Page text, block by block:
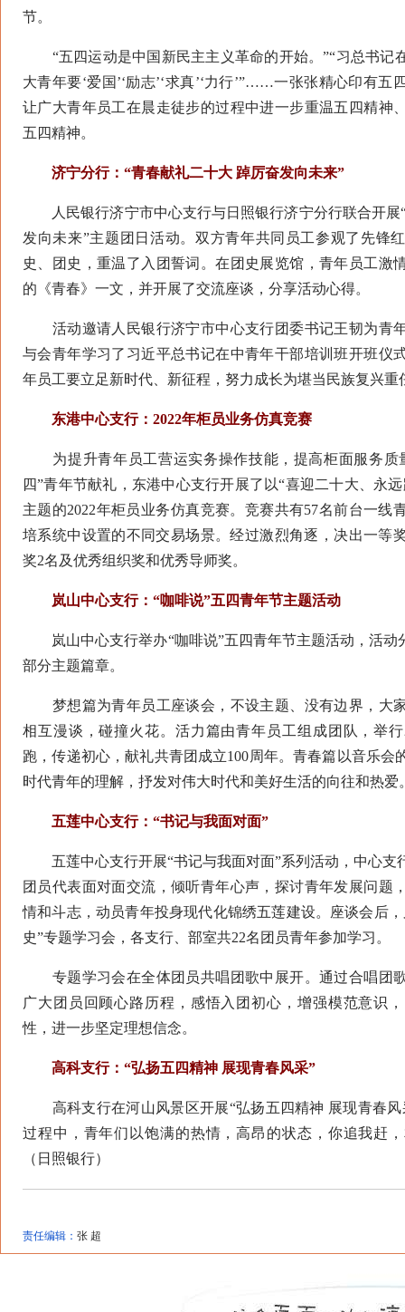
节。
“五四运动是中国新民主主义革命的开始。”“习总书记
大青年要‘爱国’‘励志’‘求真’‘力行’”……一张张精心印有五
让广大青年员工在晨走徒步的过程中进一步重温五四精神
五四精神。
济宁分行：“青春献礼二十大 踔厉奋发向未来”
人民银行济宁市中心支行与日照银行济宁分行联合开展
发向未来”主题团日活动。双方青年共同员工参观了先锋
史、团史，重温了入团誓词。在团史展览馆，青年员工激
的《青春》一文，并开展了交流座谈，分享活动心得。
活动邀请人民银行济宁市中心支行团委书记王韧为青
与会青年学习了习近平总书记在中青年干部培训班开班仪
年员工要立足新时代、新征程，努力成长为堪当民族复兴重
东港中心支行：2022年柜员业务仿真竞赛
为提升青年员工营运实务操作技能，提高柜面服务质
四”青年节献礼，东港中心支行开展了以“喜迎二十大、永
主题的2022年柜员业务仿真竞赛。竞赛共有57名前台一线
培系统中设置的不同交易场景。经过激烈角逐，决出一等
奖2名及优秀组织奖和优秀导师奖。
岚山中心支行：“咖啡说”五四青年节主题活动
岚山中心支行举办“咖啡说”五四青年节主题活动，活动
部分主题篇章。
梦想篇为青年员工座谈会，不设主题、没有边界，大
相互漫谈，碰撞火花。活力篇由青年员工组成团队，举
跑，传递初心，献礼共青团成立100周年。青春篇以音乐会
时代青年的理解，抒发对伟大时代和美好生活的向往和热爱
五莲中心支行：“书记与我面对面”
五莲中心支行开展“书记与我面对面”系列活动，中心支
团员代表面对面交流，倾听青年心声，探讨青年发展问题
情和斗志，动员青年投身现代化锦绣五莲建设。座谈会后
史”专题学习会，各支行、部室共22名团员青年参加学习。
专题学习会在全体团员共唱团歌中展开。通过合唱团
广大团员回顾心路历程，感悟入团初心，增强模范意识
性，进一步坚定理想信念。
高科支行：“弘扬五四精神 展现青春风采”
高科支行在河山风景区开展“弘扬五四精神 展现青春风
过程中，青年们以饱满的热情，高昂的状态，你追我赶
（日照银行）
责任编辑： 张 超